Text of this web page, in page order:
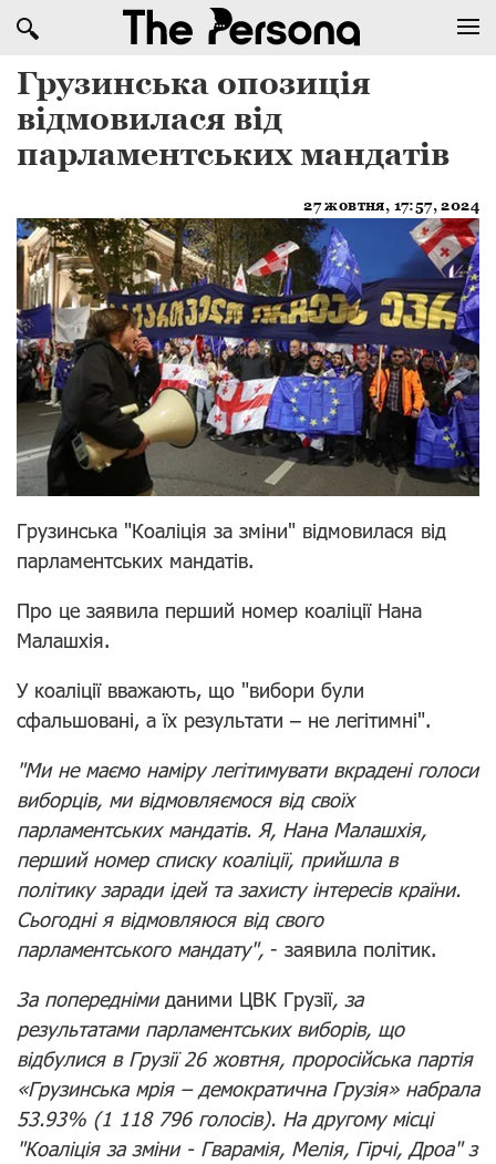
Грузинська опозиція
відмовилася від
парламентських мандатів
27 жовтня, 17:57, 2024
Грузинська "Коаліція за зміни" відмовилася від
парламентських мандатів.
Про це заявила перший номер коаліції Нана
Малашхія.
У коаліції вважають, що "вибори були
сфальшовані, а їх результати – не легітимні".
"Ми не маємо наміру легітимувати вкрадені голоси
виборців, ми відмовляємося від своїх
парламентських мандатів. Я, Нана Малашхія,
перший номер списку коаліції, прийшла в
політику заради ідей та захисту інтересів країни.
Сьогодні я відмовляюся від свого
парламентського мандату", - заявила політик.
За попереднімиданими ЦВК Грузії, за
результатами парламентських виборів, що
відбулися в Грузії 26 жовтня, проросійська партія
«Грузинська мрія – демократична Грузія» набрала
53.93% (1 118 796 голосів). На другому місці
"Коаліція за зміни - Гварамія, Мелія, Гірчі, Дроа" з